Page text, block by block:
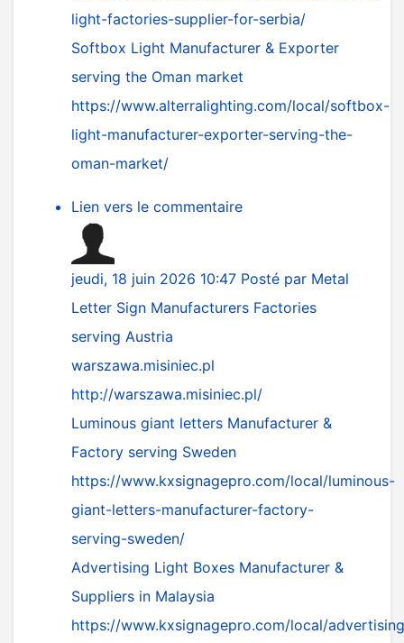
light-factories-supplier-for-serbia/
Softbox Light Manufacturer & Exporter
serving the Oman market
https://www.alterralighting.com/local/softbox-
light-manufacturer-exporter-serving-the-
oman-market/
Lien vers le commentaire
jeudi, 18 juin 2026 10:47 Posté par Metal
Letter Sign Manufacturers Factories
serving Austria
warszawa.misiniec.pl
http://warszawa.misiniec.pl/
Luminous giant letters Manufacturer &
Factory serving Sweden
https://www.kxsignagepro.com/local/luminous-
giant-letters-manufacturer-factory-
serving-sweden/
Advertising Light Boxes Manufacturer &
Suppliers in Malaysia
https://www.kxsignagepro.com/local/